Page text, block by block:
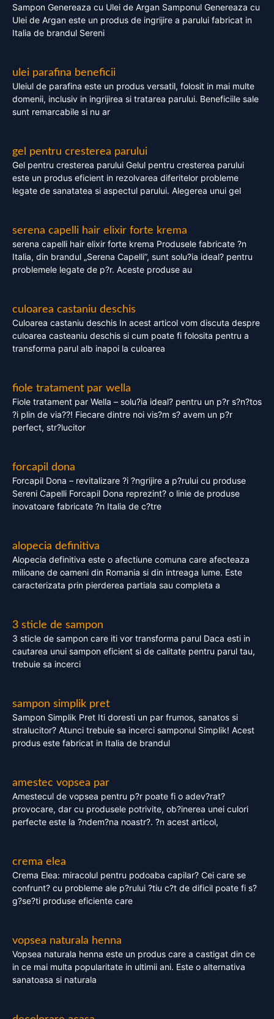
Sampon Genereaza cu Ulei de Argan Samponul Genereaza cu
Ulei de Argan este un produs de ingrijire a parului fabricat in
Italia de brandul Sereni
ulei parafina beneficii
Uleiul de parafina este un produs versatil, folosit in mai multe
domenii, inclusiv in ingrijirea si tratarea parului. Beneficiile sale
sunt remarcabile si nu ar
gel pentru cresterea parului
Gel pentru cresterea parului Gelul pentru cresterea parului
este un produs eficient in rezolvarea diferitelor probleme
legate de sanatatea si aspectul parului. Alegerea unui gel
serena capelli hair elixir forte krema
serena capelli hair elixir forte krema Produsele fabricate ?n
Italia, din brandul „Serena Capelli”, sunt solu?ia ideal? pentru
problemele legate de p?r. Aceste produse au
culoarea castaniu deschis
Culoarea castaniu deschis In acest articol vom discuta despre
culoarea casteaniu deschis si cum poate fi folosita pentru a
transforma parul alb inapoi la culoarea
fiole tratament par wella
Fiole tratament par Wella – solu?ia ideal? pentru un p?r s?n?tos
?i plin de via??! Fiecare dintre noi vis?m s? avem un p?r
perfect, str?lucitor
forcapil dona
Forcapil Dona – revitalizare ?i ?ngrijire a p?rului cu produse
Sereni Capelli Forcapil Dona reprezint? o linie de produse
inovatoare fabricate ?n Italia de c?tre
alopecia definitiva
Alopecia definitiva este o afectiune comuna care afecteaza
milioane de oameni din Romania si din intreaga lume. Este
caracterizata prin pierderea partiala sau completa a
3 sticle de sampon
3 sticle de sampon care iti vor transforma parul Daca esti in
cautarea unui sampon eficient si de calitate pentru parul tau,
trebuie sa incerci
sampon simplik pret
Sampon Simplik Pret Iti doresti un par frumos, sanatos si
stralucitor? Atunci trebuie sa incerci samponul Simplik! Acest
produs este fabricat in Italia de brandul
amestec vopsea par
Amestecul de vopsea pentru p?r poate fi o adev?rat?
provocare, dar cu produsele potrivite, ob?inerea unei culori
perfecte este la ?ndem?na noastr?. ?n acest articol,
crema elea
Crema Elea: miracolul pentru podoaba capilar? Cei care se
confrunt? cu probleme ale p?rului ?tiu c?t de dificil poate fi s?
g?se?ti produse eficiente care
vopsea naturala henna
Vopsea naturala henna este un produs care a castigat din ce
in ce mai multa popularitate in ultimii ani. Este o alternativa
sanatoasa si naturala